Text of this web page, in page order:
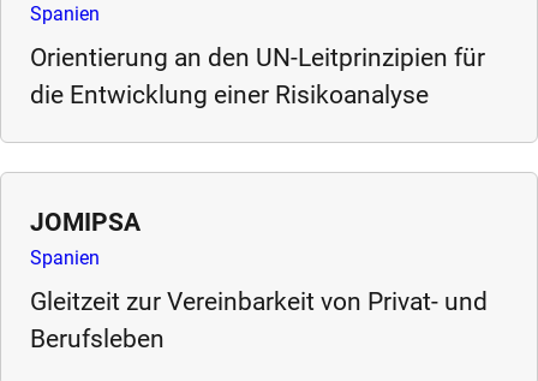
Spanien
Orientierung an den UN-Leitprinzipien für
die Entwicklung einer Risikoanalyse
JOMIPSA
Spanien
Gleitzeit zur Vereinbarkeit von Privat- und
Berufsleben